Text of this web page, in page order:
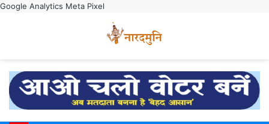
Google Analytics Meta Pixel